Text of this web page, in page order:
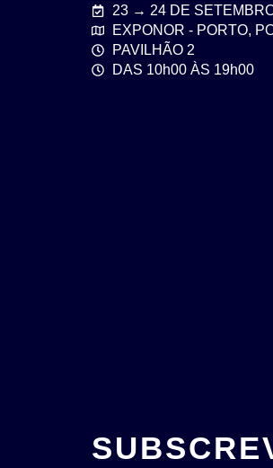
23 → 24 DE
EXPONOR - PORTO,
PAVILHÃO 2
DAS 10h00 ÀS 19h00